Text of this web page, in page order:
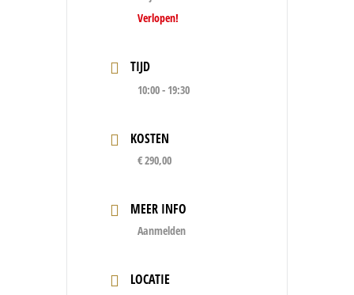
Verlopen!
TIJD
10:00 - 19:30
KOSTEN
€ 290,00
MEER INFO
Aanmelden
LOCATIE